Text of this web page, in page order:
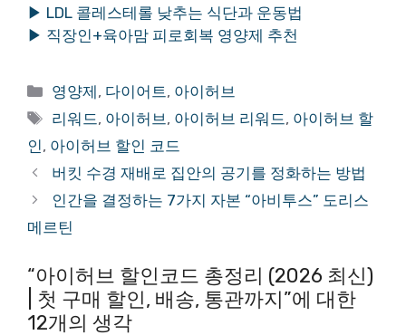
▶ LDL 콜레스테롤 낮추는 식단과 운동법
▶ 직장인+육아맘 피로회복 영양제 추천
카
테
리
영양제 , 다이어트, 아이허브
태
그
리워드, 아이허브, 아이허브 리워드, 아이허브 할
인, 아이허브 할인 코드
버킷 수경 재배로 집안의 공기를 정화하는 방법
인간을 결정하는 7가지 자본 “아비투스” 도리스
메르틴
“아이허브 할인코드 총정리 (2026 최신)
| 첫 구매 할인, 배송, 통관까지”에 대한
12개의 생각